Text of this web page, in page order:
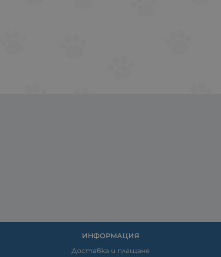
ИНФОРМАЦИЯ
Доставка и плащане